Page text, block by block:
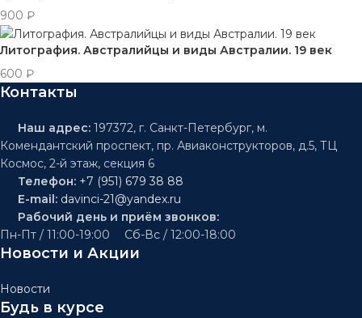
900 ₽
Литография. Австралийцы и виды Австралии. 19 век
600 ₽
Контакты
Наш адрес: 197372, г. Санкт-Петербург, м.
Комендантский проспект, пр. Авиаконструкторов, д.5, ТЦ
Космос, 2-й этаж, секция 6
Телефон: +7 (951) 679 38 88
E-mail: davinci-21@yandex.ru
Рабочий день и приём звонков:
Пн-Пт / 11:00-19:00 Сб-Вс / 12:00-18:00
Новости и Акции
Новости
Будь в курсе